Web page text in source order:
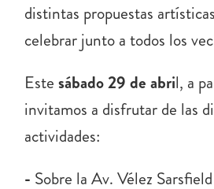
distintas propuestas
celebrar junto a todos los
Estesábado 29 de abril, a
invitamos a disfrutar de las
actividades:
- Sobre la Av. Vélez